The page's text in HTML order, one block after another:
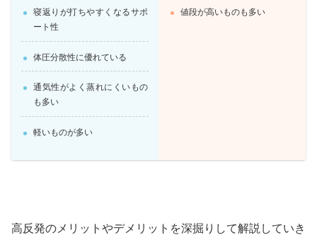
寝返りが打ちやすくなるサポ
ート性
体圧分散性に優れている
通気性がよく蒸れにくいもの
も多い
軽いものが多い
値段が高いものも多い
高反発のメリットやデメリットを深掘りして解説していき